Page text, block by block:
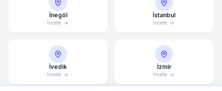
İnegöl
İncele
İstanbul
İncele
İvedik
İncele
İzmir
İncele
İletişim Formu